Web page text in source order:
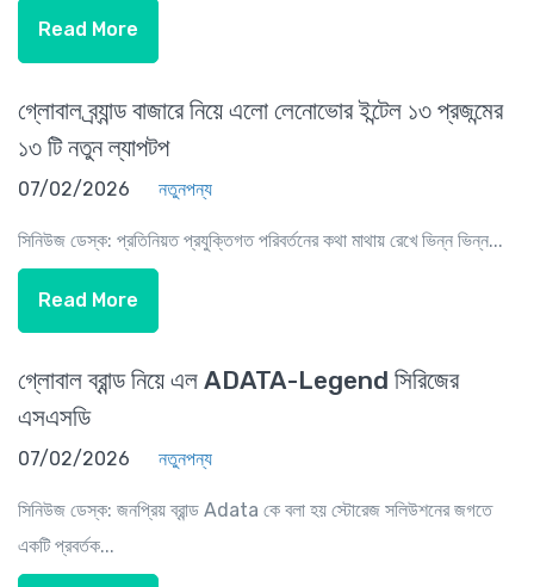
Read More
গ্লোবাল ব্র্যান্ড বাজারে নিয়ে এলো লেনোভোর ইন্টেল ১৩ প্রজন্মের
১৩ টি নতুন ল্যাপটপ
07/02/2026 নতুনপন্য
সিনিউজ ডেস্ক: প্রতিনিয়ত প্রযুক্তিগত পরিবর্তনের কথা মাথায় রেখে ভিন্ন ভিন্ন...
Read More
গ্লোবাল ব্রান্ড নিয়ে এল ADATA-Legend সিরিজের
এসএসডি
07/02/2026 নতুনপন্য
সিনিউজ ডেস্ক: জনপ্রিয় ব্রান্ড Adata কে বলা হয় স্টোরেজ সলিউশনের জগতে
একটি প্রবর্তক...